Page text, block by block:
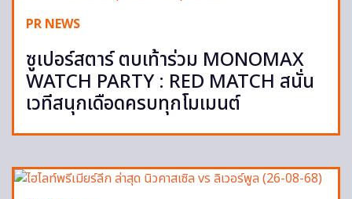
PR NEWS
ซูเปอร์สตาร์ ตบเท้าร่วม MONOMAX
WATCH PARTY : RED MATCH สนั่น
เวทีสนุกเดือดครบทุกโมเมนต์